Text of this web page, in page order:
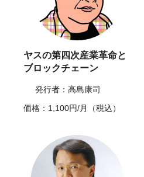
ヤスの第四次産業革命と
ブロックチェーン
発行者：高島康司
価格：1,100円/月（税込）